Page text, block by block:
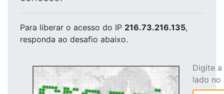
Para liberar o acesso do IP 216.73.216.135,
responda ao desafio abaixo.
Digite
lado no